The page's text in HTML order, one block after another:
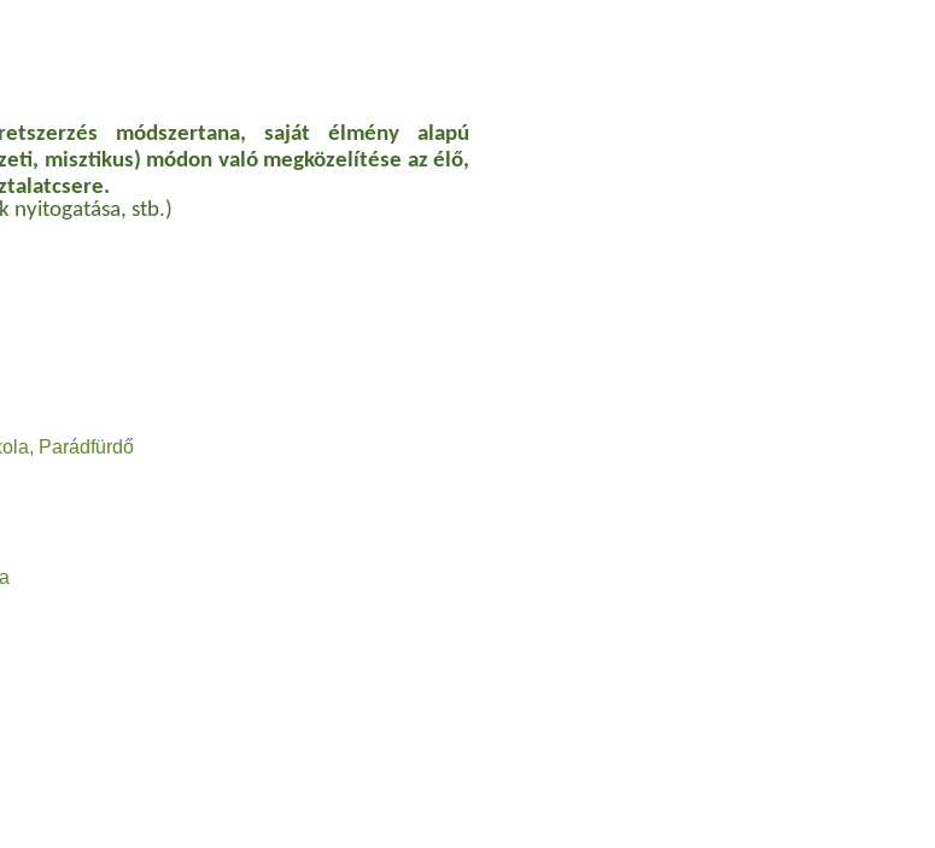
módszertana, saját élmény alapú
misztikus) módon való megközelítése az élő,
nyitogatása, stb.)
Parádfürdő